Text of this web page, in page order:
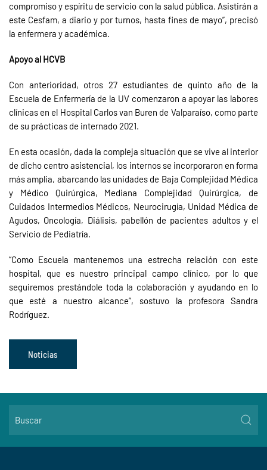
compromiso y espíritu de servicio con la salud pública. Asistirán a
este Cesfam, a diario y por turnos, hasta fines de mayo”, precisó
la enfermera y académica.
Apoyo al HCVB
Con anterioridad, otros 27 estudiantes de quinto año de la
Escuela de Enfermería de la UV comenzaron a apoyar las labores
clínicas en el Hospital Carlos van Buren de Valparaíso, como parte
de su prácticas de internado 2021.
En esta ocasión, dada la compleja situación que se vive al interior
de dicho centro asistencial, los internos se incorporaron en forma
más amplia, abarcando las unidades de Baja Complejidad Médica
y Médico Quirúrgica, Mediana Complejidad Quirúrgica, de
Cuidados Intermedios Médicos, Neurocirugía, Unidad Médica de
Agudos, Oncología, Diálisis, pabellón de pacientes adultos y el
Servicio de Pediatría.
“Como Escuela mantenemos una estrecha relación con este
hospital, que es nuestro principal campo clínico, por lo que
seguiremos prestándole toda la colaboración y ayudando en lo
que esté a nuestro alcance”, sostuvo la profesora Sandra
Rodríguez.
Noticias